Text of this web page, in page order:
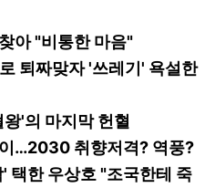
아 "비통한 마음"
퇴짜맞자 '쓰레기' 욕설한
'의 마지막 헌혈
…2030 취향저격? 역풍?
택한 우상호 "조국한테 죽